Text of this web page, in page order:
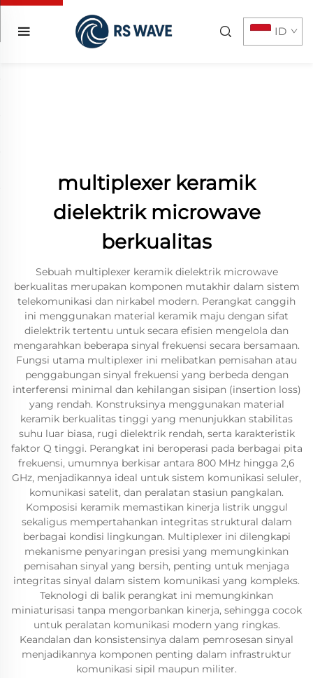
ID
multiplexer keramik
dielektrik microwave
berkualitas
Sebuah multiplexer keramik dielektrik microwave
berkualitas merupakan komponen mutakhir dalam sistem
telekomunikasi dan nirkabel modern. Perangkat canggih
ini menggunakan material keramik maju dengan sifat
dielektrik tertentu untuk secara efisien mengelola dan
mengarahkan beberapa sinyal frekuensi secara bersamaan.
Fungsi utama multiplexer ini melibatkan pemisahan atau
penggabungan sinyal frekuensi yang berbeda dengan
interferensi minimal dan kehilangan sisipan (insertion loss)
yang rendah. Konstruksinya menggunakan material
keramik berkualitas tinggi yang menunjukkan stabilitas
suhu luar biasa, rugi dielektrik rendah, serta karakteristik
faktor Q tinggi. Perangkat ini beroperasi pada berbagai pita
frekuensi, umumnya berkisar antara 800 MHz hingga 2,6
GHz, menjadikannya ideal untuk sistem komunikasi seluler,
komunikasi satelit, dan peralatan stasiun pangkalan.
Komposisi keramik memastikan kinerja listrik unggul
sekaligus mempertahankan integritas struktural dalam
berbagai kondisi lingkungan. Multiplexer ini dilengkapi
mekanisme penyaringan presisi yang memungkinkan
pemisahan sinyal yang bersih, penting untuk menjaga
integritas sinyal dalam sistem komunikasi yang kompleks.
Teknologi di balik perangkat ini memungkinkan
miniaturisasi tanpa mengorbankan kinerja, sehingga cocok
untuk peralatan komunikasi modern yang ringkas.
Keandalan dan konsistensinya dalam pemrosesan sinyal
menjadikannya komponen penting dalam infrastruktur
komunikasi sipil maupun militer.